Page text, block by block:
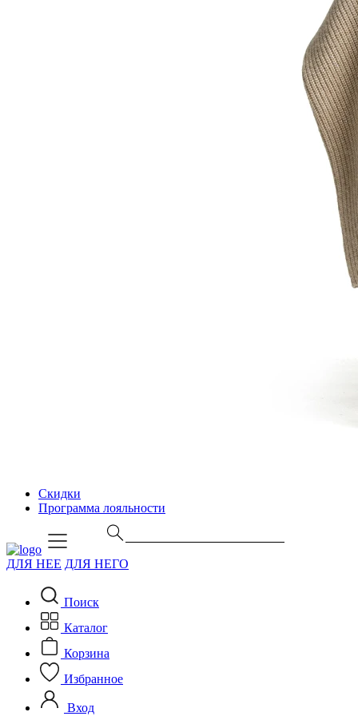
Скидки
Программа лояльности
ДЛЯ НЕЕ ДЛЯ НЕГО
Поиск
Каталог
Корзина
Избранное
Вход